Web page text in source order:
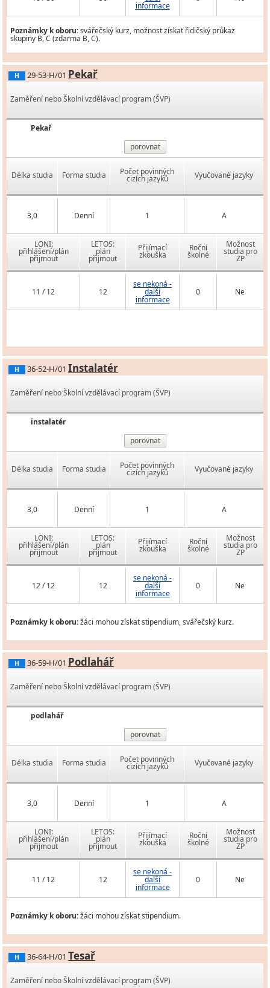
informace
Poznámky k oboru:svářečský kurz, možnost získat řidičský průkaz
skupiny B, C (zdarma B, C).
H 29-53-H/01 Pekař
Zaměření nebo Školní vzdělávací program (ŠVP)
Pekař
porovnat
Délka studia Forma studia Počet povinných
cizích jazyků Vyučované jazyky
3,0 Denní 1 A
LONI:
přihlášení/plán
přijmout
LETOS:
plán
přijmout
Přijímací
zkouška
Roční
školné
Možnost
studia pro
ZP
11 / 12 12
se nekoná -
další
informace
0 Ne
H 36-52-H/01 Instalatér
Zaměření nebo Školní vzdělávací program (ŠVP)
instalatér
porovnat
Délka studia Forma studia Počet povinných
cizích jazyků Vyučované jazyky
3,0 Denní 1 A
LONI:
přihlášení/plán
přijmout
LETOS:
plán
přijmout
Přijímací
zkouška
Roční
školné
Možnost
studia pro
ZP
12 / 12 12
se nekoná -
další
informace
0 Ne
Poznámky k oboru:žáci mohou získat stipendium, svářečský kurz.
H 36-59-H/01 Podlahář
Zaměření nebo Školní vzdělávací program (ŠVP)
podlahář
porovnat
Délka studia Forma studia Počet povinných
cizích jazyků Vyučované jazyky
3,0 Denní 1 A
LONI:
přihlášení/plán
přijmout
LETOS:
plán
přijmout
Přijímací
zkouška
Roční
školné
Možnost
studia pro
ZP
11 / 12 12
se nekoná -
další
informace
0 Ne
Poznámky k oboru:žáci mohou získat stipendium.
H 36-64-H/01 Tesař
Zaměření nebo Školní vzdělávací program (ŠVP)